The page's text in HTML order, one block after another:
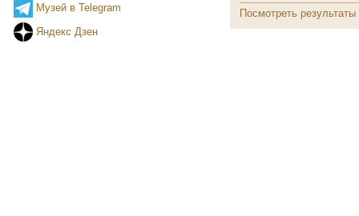
Музей в Telegram
Яндекс Дзен
Посмотреть результаты